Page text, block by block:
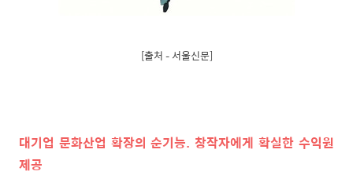
[출처 – 서울신문]
대기업 문화산업 확장의 순기능. 창작자에게 확실한 수익원
제공